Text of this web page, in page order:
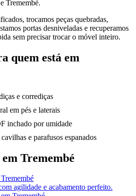
Tremembé.
trocamos peças quebradas,
portas desniveladas e recuperamos
sem precisar trocar o móvel inteiro.
quem está em
e corrediças
em pés e laterais
inchado por umidade
e parafusos espanados
Tremembé
Tremembé
agilidade e acabamento perfeito.